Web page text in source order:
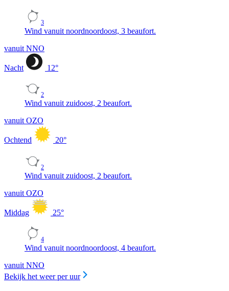
3
Wind vanuit noordnoordoost, 3 beaufort.
vanuit NNO
Nacht 12°
2
Wind vanuit zuidoost, 2 beaufort.
vanuit OZO
Ochtend 20°
2
Wind vanuit zuidoost, 2 beaufort.
vanuit OZO
Middag 25°
4
Wind vanuit noordnoordoost, 4 beaufort.
vanuit NNO
Bekijk het weer per uur